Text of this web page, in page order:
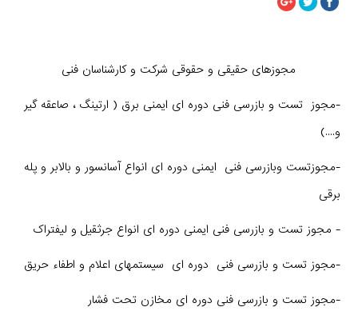
مجوزهای حقیقی و حقوقی شرکت و کارشناسان فنی
-مجوز تست و بازرسی فنی دوره ای ایمنی برق ( ارتینگ ، صاعقه گیر
و....)
-مجوزتست وبازرسی فنی ایمنی دوره ای انواع آسانسور و بالابر و پله
برقی
- مجوز تست و بازرسی فنی ایمنی دوره ای انواع جرثقیل و لیفتراک
-مجوز تست و بازرسی فنی دوره ای سیستمهای اعلام و اطفاء حریق
-مجوز تست و بازرسی فنی دوره ای مخازن تحت فشار